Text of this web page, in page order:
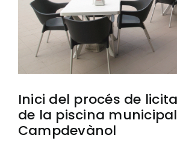
Ciutadania
Actualitat
Municipi
Cerca
Inici del procés de
de la piscina
Campdevànol